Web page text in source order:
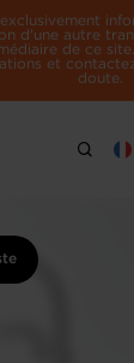
d'une autre
de ce
et
doute.